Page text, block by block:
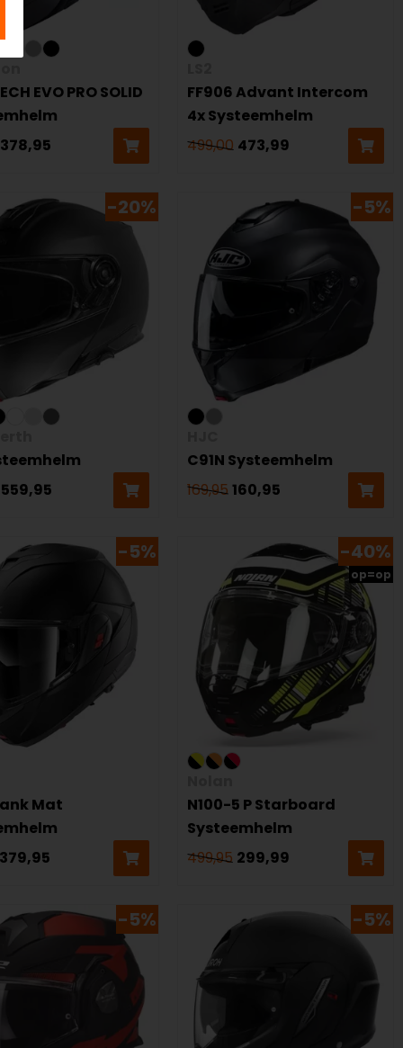
EVO PRO SOLID
378,95
FF906 Advant Intercom
4x Systeemhelm
499,00 473,99
-20%
559,95
-5%
C91N Systeemhelm
169,95 160,95
-5%
Mat
379,95
-40%
op=op
N100-5 P Starboard
Systeemhelm
499,95 299,99
-5% -5%